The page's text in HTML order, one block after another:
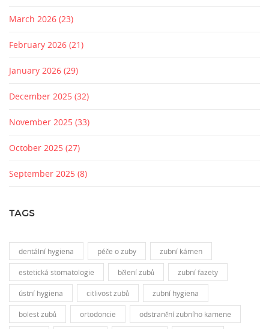
March 2026 (23)
February 2026 (21)
January 2026 (29)
December 2025 (32)
November 2025 (33)
October 2025 (27)
September 2025 (8)
TAGS
dentální hygiena péče o zuby zubní kámen
estetická stomatologie bělení zubů zubní fazety
ústní hygiena citlivost zubů zubní hygiena
bolest zubů ortodoncie odstranění zubního kamene